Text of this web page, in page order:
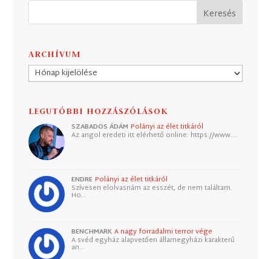
ARCHÍVUM
Archívum
LEGUTÓBBI HOZZÁSZÓLÁSOK
SZABADOS ÁDÁM Polányi az élet titkáról
Az angol eredeti itt elérhető online: https://www.…
ENDRE Polányi az élet titkáról
Szívesen elolvasnám az esszét, de nem találtam.
Ho…
BENCHMARK A nagy forradalmi terror vége
A svéd egyház alapvetően államegyházi karakterű
an…